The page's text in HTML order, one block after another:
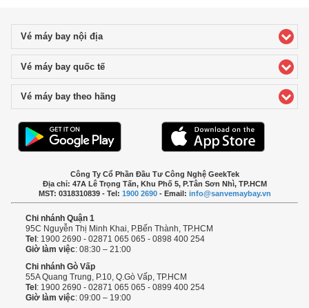
Vé máy bay nội địaclick to expand contents
Vé máy bay quốc tếclick to expand contents
Vé máy bay theo hãng
Công Ty Cổ Phần Đầu Tư Công Nghệ GeekTek
Địa chỉ: 47A Lê Trọng Tấn, Khu Phố 5, P.Tân Sơn Nhì, TP.HCM
MST: 0318310839 - Tel: 1900 2690- Email: info@sanvemaybay.vn
Chi nhánh Quận 1
95C Nguyễn Thị Minh Khai, P.Bến Thành, TP.HCM
Tel : 1900 2690 - 02871 065 065 - 0898 400 254
Giờ làm việc: 08:30 – 21:00
Chi nhánh Gò Vấp
55A Quang Trung, P.10, Q.Gò Vấp, TP.HCM
Tel : 1900 2690 - 02871 065 065 - 0899 400 254
Giờ làm việc: 09:00 – 19:00